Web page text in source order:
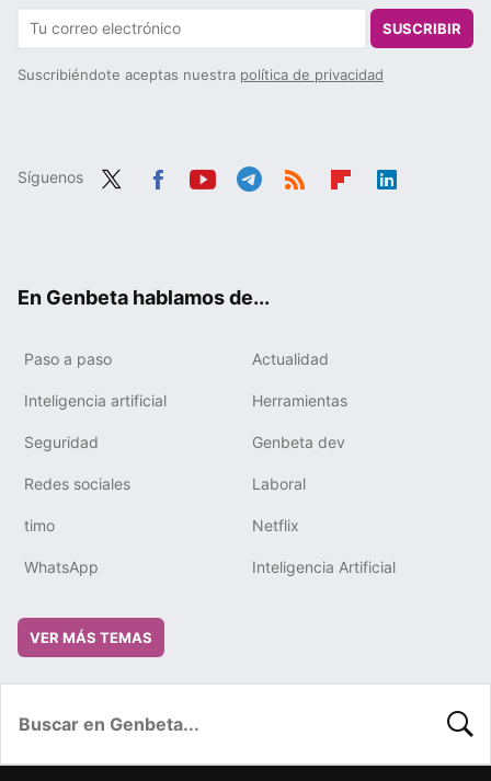
SUSCRIBIR
Suscribiéndote aceptas nuestra política de privacidad
Síguenos
En Genbeta hablamos de...
Paso a paso Actualidad
Inteligencia artificial Herramientas
Seguridad Genbeta dev
Redes sociales Laboral
timo Netflix
WhatsApp Inteligencia Artificial
VER MÁS TEMAS